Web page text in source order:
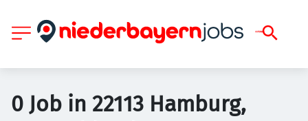
0 Job in 22113 Hamburg,